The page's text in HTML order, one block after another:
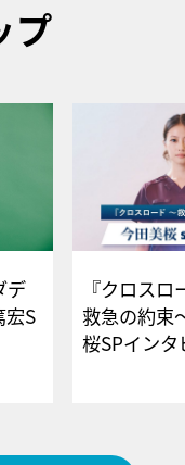
プ
デ
宏S
『クロス
救急の約束
桜SPイ